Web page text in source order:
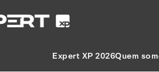
Expert XP 2026Quem